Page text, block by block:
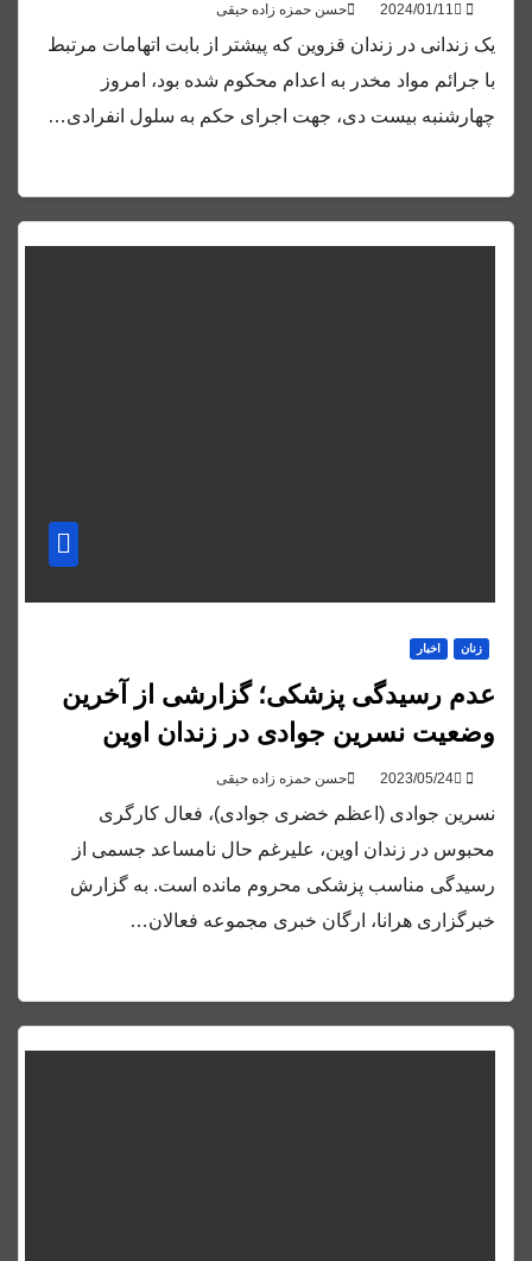
حسن حمزه زاده حیقی
یک زندانی در زندان قزوین که پیشتر از بابت اتهامات مرتبط
با جرائم مواد مخدر به اعدام محکوم شده بود، امروز
چهارشنبه بیست دی، جهت اجرای حکم به سلول انفرادی…
زنان اخبار
عدم رسیدگی پزشکی؛ گزارشی از آخرین
وضعیت نسرین جوادی در زندان اوین
حسن حمزه زاده حیقی
نسرین جوادی (اعظم خضری جوادی)، فعال کارگری
محبوس در زندان اوین، علیرغم حال نامساعد جسمی از
رسیدگی مناسب پزشکی محروم مانده است. به گزارش
خبرگزاری هرانا، ارگان خبری مجموعه فعالان…